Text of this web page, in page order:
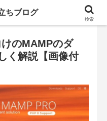
のMAMPのダ
く解説【画像付
ちブログ
検索